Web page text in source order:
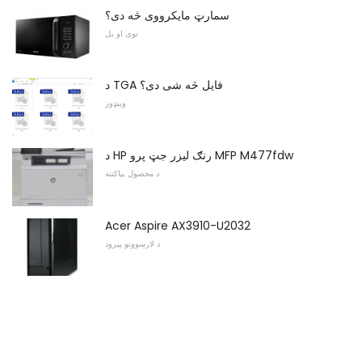
سمارټ مایکرووی څه دی؟
نوی او بل
د TGA فایل څه شی دی؟
وینډوز
د HP رنګ لیزر جټ پرو MFP M477fdw
د محصول بیاکتنه
Acer Aspire AX3910-U2032
د لارښوونو پیرود